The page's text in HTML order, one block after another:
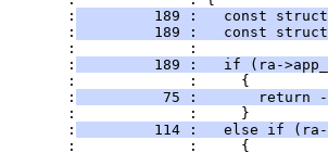
:
189 :   const
:
189 :   const
:             :
:
189 :   if (ra-
:             :     {
:
75 :       return
:             :     }
:
114 :   else if
:             :     {